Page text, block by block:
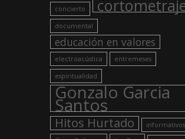
concierto
documental
educación en valores
electroacústica entremeses
espiritualidad
Gonzalo Garcia
Santos
Hitos Hurtado informativos